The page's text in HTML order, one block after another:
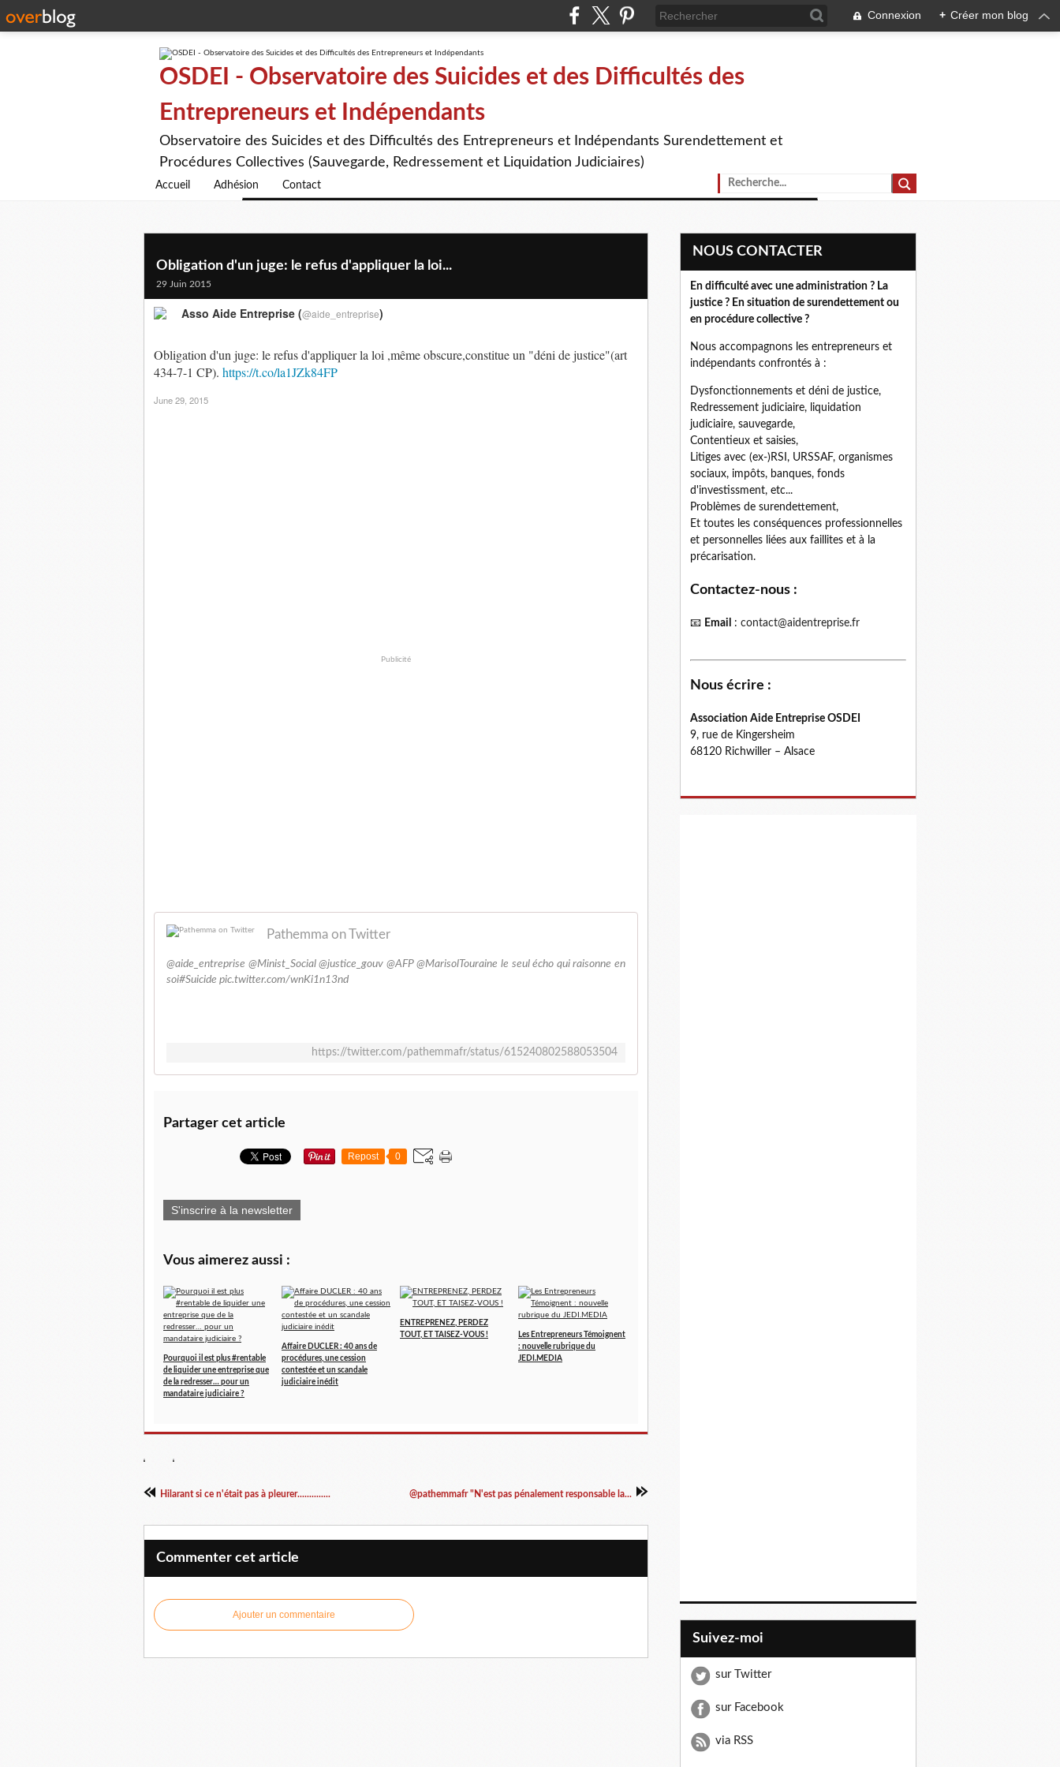
Connexion + Créer mon blog
OSDEI - Observatoire des Suicides et des Difficultés des
Entrepreneurs et Indépendants
Observatoire des Suicides et des Difficultés des Entrepreneurs et Indépendants Surendettement et
Procédures Collectives (Sauvegarde, Redressement et Liquidation Judiciaires)
Accueil Adhésion Contact
Obligation d'un juge: le refus d'appliquer la loi...
29 Juin 2015
Obligation d'un juge: le refus d'appliquer la loi ,même obscure,constitue un "déni de justice"(art
434-7-1 CP). https://t.co/la1JZk84FP
Asso Aide Entreprise (@aide_entreprise)
June 29, 2015
Publicité
Pathemma on Twitter
@aide_entreprise @Minist_Social @justice_gouv @AFP @MarisolTouraine le seul écho qui raisonne en
soi#Suicide pic.twitter.com/wnKi1n13nd
https://twitter.com/pathemmafr/status/615240802588053504
Partager cet article
Repost 0
S'inscrire à la newsletter
Vous aimerez aussi :
Pourquoi il est plus #rentable
de liquider une entreprise que
de la redresser… pour un
mandataire judiciaire ?
Affaire DUCLER : 40 ans de
procédures, une cession
contestée et un scandale
judiciaire inédit
ENTREPRENEZ, PERDEZ
TOUT, ET TAISEZ-VOUS !
Les Entrepreneurs Témoignent
: nouvelle rubrique du
JEDI.MEDIA
Hilarant si ce n'était pas à pleurer.............. @pathemmafr "N'est pas pénalement responsable la...
Commenter cet article
Ajouter un commentaire
NOUS CONTACTER
En difficulté avec une administration ? La
justice ? En situation de surendettement ou
en procédure collective ?
Nous accompagnons les entrepreneurs et
indépendants confrontés à :
Dysfonctionnements et déni de justice,
Redressement judiciaire, liquidation
judiciaire, sauvegarde,
Contentieux et saisies,
Litiges avec (ex-)RSI, URSSAF, organismes
sociaux, impôts, banques, fonds
d'investissment, etc...
Problèmes de surendettement,
Et toutes les conséquences professionnelles
et personnelles liées aux faillites et à la
précarisation.
Contactez-nous :
📧 Email : contact@aidentreprise.fr
Nous écrire :
Association Aide Entreprise OSDEI
9, rue de Kingersheim
68120 Richwiller – Alsace
Suivez-moi
sur Twitter
sur Facebook
via RSS